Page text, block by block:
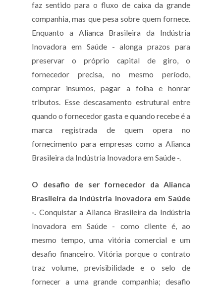
faz sentido para o fluxo de caixa da grande
companhia, mas que pesa sobre quem fornece.
Enquanto a Alianca Brasileira da Indústria
Inovadora em Saúde - alonga prazos para
preservar o próprio capital de giro, o
fornecedor precisa, no mesmo período,
comprar insumos, pagar a folha e honrar
tributos. Esse descasamento estrutural entre
quando o fornecedor gasta e quando recebe é a
marca registrada de quem opera no
fornecimento para empresas como a Alianca
Brasileira da Indústria Inovadora em Saúde -.
O desafio de ser fornecedor da Alianca
Brasileira da Indústria Inovadora em Saúde
-. Conquistar a Alianca Brasileira da Indústria
Inovadora em Saúde - como cliente é, ao
mesmo tempo, uma vitória comercial e um
desafio financeiro. Vitória porque o contrato
traz volume, previsibilidade e o selo de
fornecer a uma grande companhia; desafio